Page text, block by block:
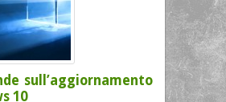
sull’aggiornamento
10